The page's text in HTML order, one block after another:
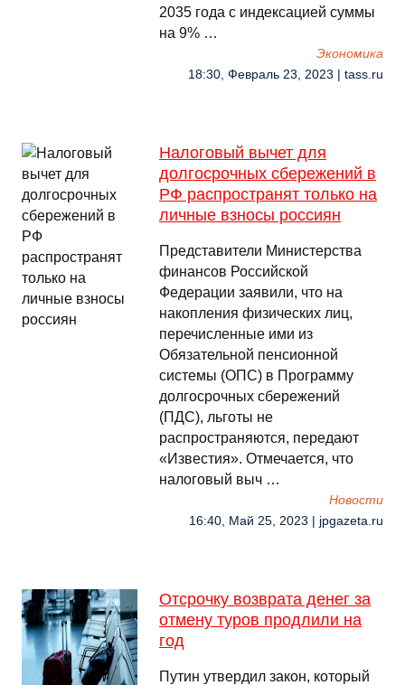
2035 года с индексацией суммы
на 9% …
Экономика
18:30, Февраль 23, 2023 | tass.ru
Налоговый вычет для
долгосрочных сбережений в
РФ распространят только на
личные взносы россиян
Представители Министерства
финансов Российской
Федерации заявили, что на
накопления физических лиц,
перечисленные ими из
Обязательной пенсионной
системы (ОПС) в Программу
долгосрочных сбережений
(ПДС), льготы не
распространяются, передают
«Известия». Отмечается, что
налоговый выч …
Новости
16:40, Май 25, 2023 | jpgazeta.ru
Отсрочку возврата денег за
отмену туров продлили на
год
Путин утвердил закон, который